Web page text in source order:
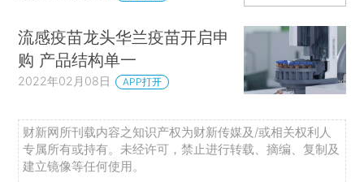
流感疫苗龙头华兰疫苗开启申
购 产品结构单一
2022年02月08日 APP打开
财新网所刊载内容之知识产权为财新传媒及/或相关权利人
专属所有或持有。未经许可，禁止进行转载、摘编、复制及
建立镜像等任何使用。